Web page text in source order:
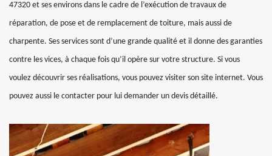
47320 et ses environs dans le cadre de l’exécution de travaux de
réparation, de pose et de remplacement de toiture, mais aussi de
charpente. Ses services sont d’une grande qualité et il donne des garanties
contre les vices, à chaque fois qu’il opère sur votre structure. Si vous
voulez découvrir ses réalisations, vous pouvez visiter son site internet. Vous
pouvez aussi le contacter pour lui demander un devis détaillé.